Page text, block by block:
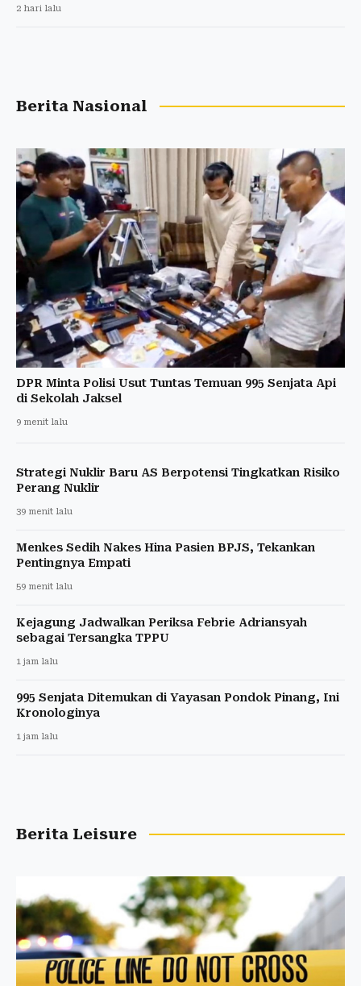
2 hari lalu
Berita Nasional
DPR Minta Polisi Usut Tuntas Temuan 995 Senjata Api
di Sekolah Jaksel
9 menit lalu
Strategi Nuklir Baru AS Berpotensi Tingkatkan Risiko
Perang Nuklir
39 menit lalu
Menkes Sedih Nakes Hina Pasien BPJS, Tekankan
Pentingnya Empati
59 menit lalu
Kejagung Jadwalkan Periksa Febrie Adriansyah
sebagai Tersangka TPPU
1 jam lalu
995 Senjata Ditemukan di Yayasan Pondok Pinang, Ini
Kronologinya
1 jam lalu
Berita Leisure